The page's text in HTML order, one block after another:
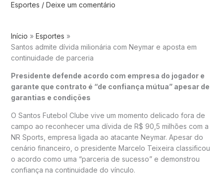
Esportes / Deixe um comentário
Início
Esportes
Santos admite dívida milionária com Neymar e aposta em
continuidade de parceria
Presidente defende acordo com empresa do jogador e
garante que contrato é “de confiança mútua” apesar de
garantias e condições
O Santos Futebol Clube vive um momento delicado fora de
campo ao reconhecer uma dívida de R$ 90,5 milhões com a
NR Sports, empresa ligada ao atacante Neymar. Apesar do
cenário financeiro, o presidente Marcelo Teixeira classificou
o acordo como uma “parceria de sucesso” e demonstrou
confiança na continuidade do vínculo.